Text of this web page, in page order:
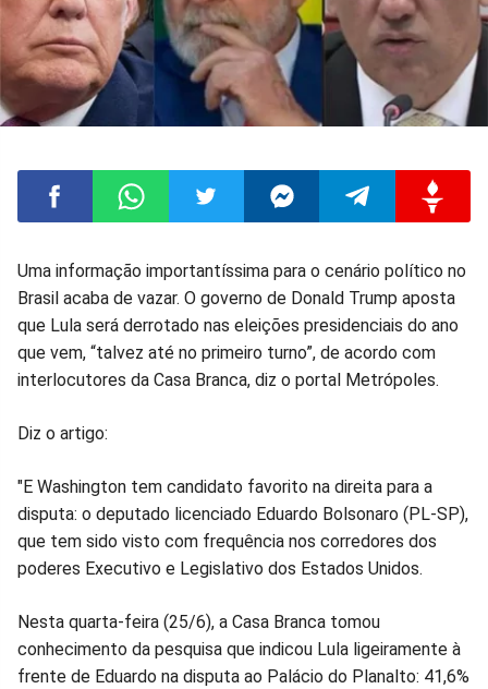
Compartilhar
no
Facebook
Compartilhar
no
Whatsapp
Compartilhar
no
Twitter
Compartilhar
no
Messenger
Compartilhar
no
Telegram
no
Gettr
Uma informação importantíssima para o cenário político no
Brasil acaba de vazar. O governo de Donald Trump aposta
que Lula será derrotado nas eleições presidenciais do ano
que vem, “talvez até no primeiro turno”, de acordo com
interlocutores da Casa Branca, diz o portal Metrópoles.
Diz o artigo:
"E Washington tem candidato favorito na direita para a
disputa: o deputado licenciado Eduardo Bolsonaro (PL-SP),
que tem sido visto com frequência nos corredores dos
poderes Executivo e Legislativo dos Estados Unidos.
Nesta quarta-feira (25/6), a Casa Branca tomou
conhecimento da pesquisa que indicou Lula ligeiramente à
frente de Eduardo na disputa ao Palácio do Planalto: 41,6%